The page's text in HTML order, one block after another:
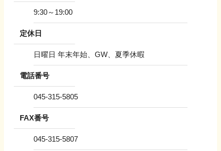
9:30～19:00
定休日
日曜日 年末年始、GW、夏季休暇
電話番号
045-315-5805
FAX番号
045-315-5807